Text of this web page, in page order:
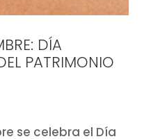
DÍA
PATRIMONIO
se celebra el Día